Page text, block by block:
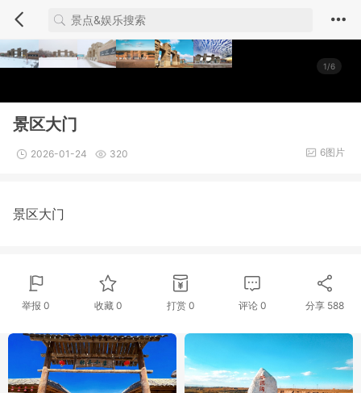
1/6
景区大门
2026-01-24 320 6图片
景区大门
举报 0 收藏 0 打赏 0 评论0 分享 588